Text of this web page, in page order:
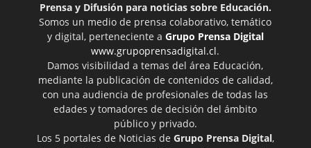
Prensa y Difusión para noticias sobre Educación.
Somos un medio de prensa colaborativo, temático
y digital, perteneciente a Grupo Prensa Digital
www.grupoprensadigital.cl.
Damos visibilidad a temas del área Educación,
mediante la publicación de contenidos de calidad,
con una audiencia de profesionales de todas las
edades y tomadores de decisión del ámbito
público y privado.
Los 5 portales de Noticias de Grupo Prensa Digital,